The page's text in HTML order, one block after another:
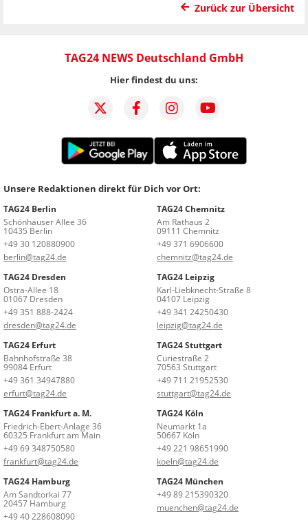
Zurück zur Übersicht
TAG24 NEWS Deutschland GmbH
Hier findest du uns:
Unsere Redaktionen direkt für Dich vor Ort:
TAG24 Berlin
Schönhauser Allee 36
10435 Berlin
+49 30 120880900
berlin@tag24.de
TAG24 Chemnitz
Am Rathaus 2
09111 Chemnitz
+49 371 6906600
chemnitz@tag24.de
TAG24 Dresden
Ostra-Allee 18
01067 Dresden
+49 351 888-2424
dresden@tag24.de
TAG24 Leipzig
Karl-Liebknecht-Straße 8
04107 Leipzig
+49 341 24250430
leipzig@tag24.de
TAG24 Erfurt
Bahnhofstraße 38
99084 Erfurt
+49 361 34947880
erfurt@tag24.de
TAG24 Stuttgart
Curiestraße 2
70563 Stuttgart
+49 711 21952530
stuttgart@tag24.de
TAG24 Frankfurt a. M.
Friedrich-Ebert-Anlage 36
60325 Frankfurt am Main
+49 69 348750580
frankfurt@tag24.de
TAG24 Köln
Neumarkt 1a
50667 Köln
+49 221 98651990
koeln@tag24.de
TAG24 Hamburg
Am Sandtorkai 77
20457 Hamburg
+49 40 228608090
TAG24 München
+49 89 215390320
muenchen@tag24.de